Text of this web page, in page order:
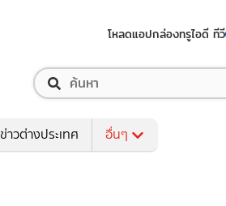
โหลดแอปกล่องทรูไอดี ทีวี
ข่าวต่างประเทศ อื่นๆ